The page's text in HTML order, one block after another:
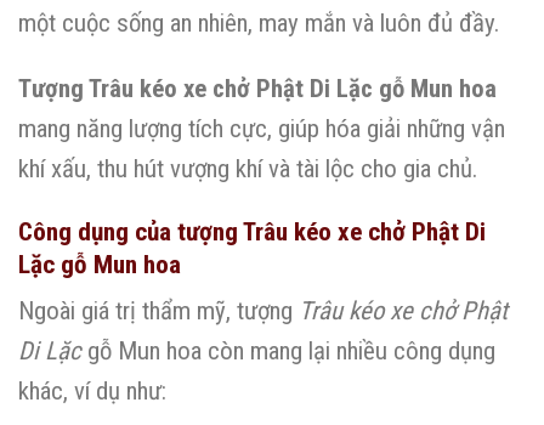
một cuộc sống an nhiên, may mắn và luôn đủ đầy.
Tượng Trâu kéo xe chở Phật Di Lặc gỗ Mun hoa
mang năng lượng tích cực, giúp hóa giải những vận
khí xấu, thu hút vượng khí và tài lộc cho gia chủ.
Công dụng của tượng Trâu kéo xe chở Phật Di
Lặc gỗ Mun hoa
Ngoài giá trị thẩm mỹ, tượng Trâu kéo xe chở Phật
Di Lặcgỗ Mun hoa còn mang lại nhiều công dụng
khác, ví dụ như: